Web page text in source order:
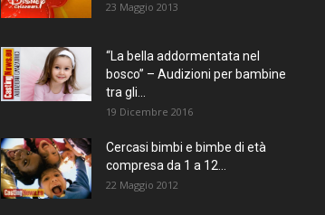
23 Maggio 2013
“La bella addormentata nel
bosco” – Audizioni per bambine
tra gli...
19 Dicembre 2016
Cercasi bimbi e bimbe di età
compresa da 1 a 12...
22 Maggio 2012